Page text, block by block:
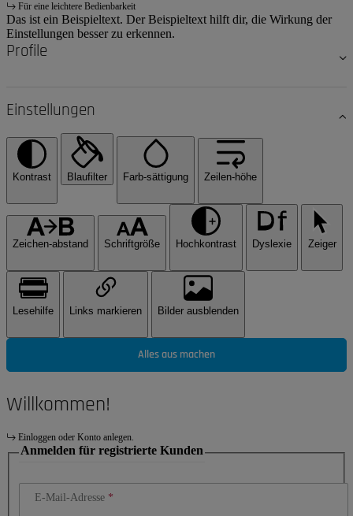
Für eine leichtere Bedienbarkeit
Das ist ein Beispieltext. Der Beispieltext hilft dir, die Wirkung der
Einstellungen besser zu erkennen.
Profile
Einstellungen
Kontrast Blaufilter Farb-sättigung Zeilen-höhe
Zeichen-abstand Schriftgröße Hochkontrast Dyslexie Zeiger
Lesehilfe Links markieren Bilder ausblenden
Alles aus machen
Willkommen!
Einloggen oder Konto anlegen.
Anmelden für registrierte Kunden
E-Mail-Adresse